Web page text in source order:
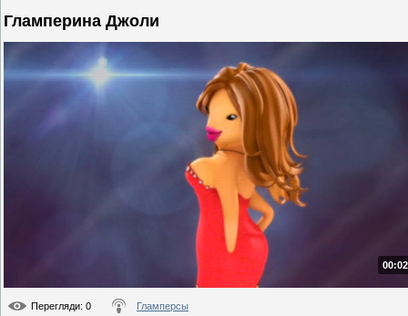
Гламперина Джоли
Перегляди: 0 Гламперсы